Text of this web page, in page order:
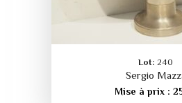
Lot: 240
Sergio
Mise à prix :